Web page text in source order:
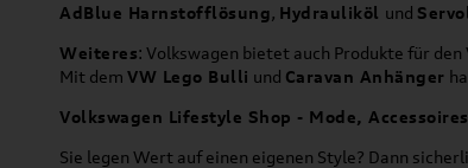
AdBlue Harnstofflösung, Hydrauliköl und
Weiteres: Volkswagen bietet auch Produkte für
Mit dem VW Lego Bulli und Caravan Anhänger
Volkswagen Lifestyle Shop - Mode,
Sie legen Wert auf einen eigenen Style? Dann